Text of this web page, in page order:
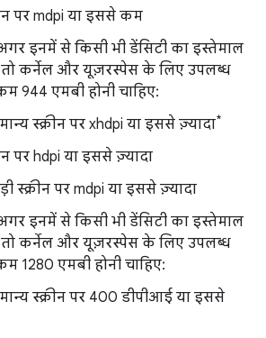
पर mdpi या इससे कम
इनमें से किसी भी डेंसिटी का इस्तेमाल
तो कर्नेल और यूज़रस्पेस के लिए उपलब्ध
944 एमबी होनी चाहिए:
स्क्रीन पर xhdpi या इससे ज़्यादा*
पर hdpi या इससे ज़्यादा
स्क्रीन पर mdpi या इससे ज़्यादा
इनमें से किसी भी डेंसिटी का इस्तेमाल
तो कर्नेल और यूज़रस्पेस के लिए उपलब्ध
1280 एमबी होनी चाहिए:
स्क्रीन पर 400 डीपीआई या इससे